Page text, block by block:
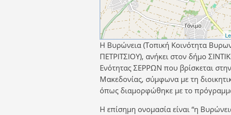
Η Βυρώνεια (Τοπική Κοινότητα
ΠΕΤΡΙΤΣΙΟΥ), ανήκει στον δήμο
Ενότητας ΣΕΡΡΩΝ που βρίσκεται
Μακεδονίας, σύμφωνα με τη
όπως διαμορφώθηκε με το
Η επίσημη ονομασία είναι “η